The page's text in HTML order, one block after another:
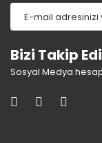
Bizi Takip
Sosyal Medya